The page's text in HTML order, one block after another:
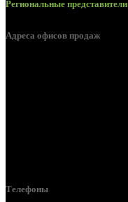
Региональные представители
Адреса офисов продаж
Телефоны